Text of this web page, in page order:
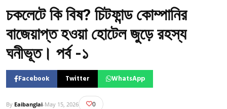
চকলেটে কি বিষ? চিটফান্ড কোম্পানির
বাজেয়াপ্ত হওয়া হোটেল জুড়ে রহস্য
ঘনীভূত। পর্ব -১
Facebook Twitter WhatsApp
By Eaibanglai-May 15, 2026 0